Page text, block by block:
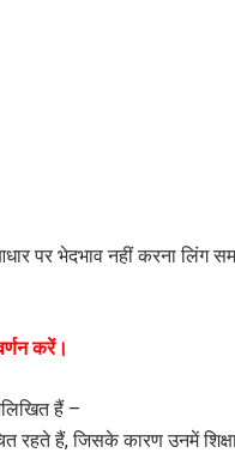
पर भेदभाव नहीं करना लिंग
करें।
हैं –
रहते हैं, जिसके कारण उनमें